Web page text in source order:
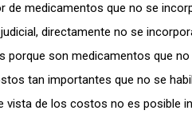
de medicamentos que no se
directamente no se
porque son medicamentos que
tan importantes que no se
vista de los costos no es posible